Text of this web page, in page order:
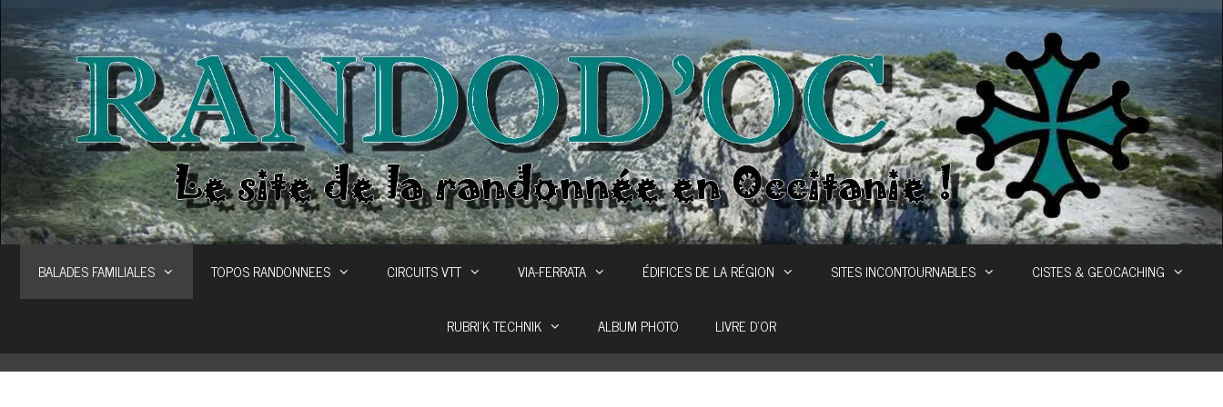
Aller
au
contenu
BALADES FAMILIALES TOPOS RANDONNEES CIRCUITS VTT VIA-FERRATA ÉDIFICES DE LA RÉGION SITES INCONTOURNABLES CISTES & GEOCACHING
RUBRI’K TECHNIK ALBUM PHOTO LIVRE D’OR